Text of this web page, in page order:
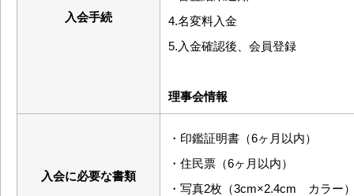
入会手続
4.名変料入金
5.入金確認後、会員登録
理事会情報
入会に必要な書類
・印鑑証明書（6ヶ月以内）
・住民票（6ヶ月以内）
・写真2枚（3cm×2.4cm カラー